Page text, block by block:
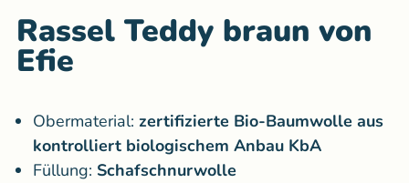
Rassel Teddy braun von
Efie
Obermaterial: zertifizierte Bio-Baumwolle aus
kontrolliert biologischem Anbau KbA
Füllung: Schafschnurwolle